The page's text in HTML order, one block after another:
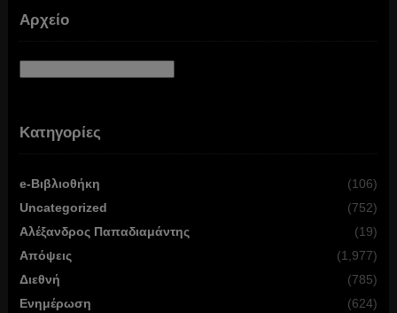
Αρχείο
Κατηγορίες
e-Βιβλιοθήκη
(106)
Uncategorized
(752)
Αλέξανδρος Παπαδιαμάντης
(19)
Απόψεις
(1,977)
Διεθνή
(785)
Ενημέρωση
(624)